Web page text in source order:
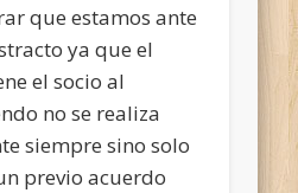
que estamos ante
ya que el
el socio al
no se realiza
siempre sino solo
previo acuerdo